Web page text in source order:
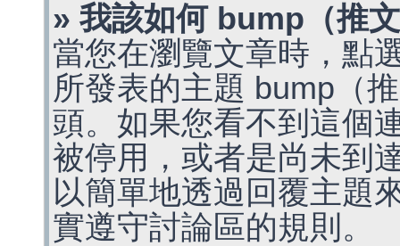
» 我該如何 bump（推
當您在瀏覽文章時，點
所發表的主題 bump（
頭。如果您看不到這個
被停用，或者是尚未到
以簡單地透過回覆主題
實遵守討論區的規則。